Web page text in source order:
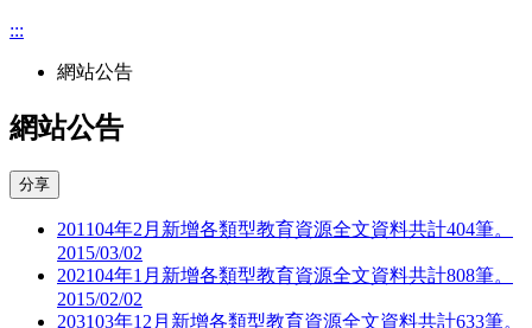
:::
網站公告
網站公告
分享
201 104年2月新增各類型教育資源全文資料共計404筆。
2015/03/02
202104年1月新增各類型教育資源全文資料共計808筆。
2015/02/02
203103年12月新增各類型教育資源全文資料共計633筆。